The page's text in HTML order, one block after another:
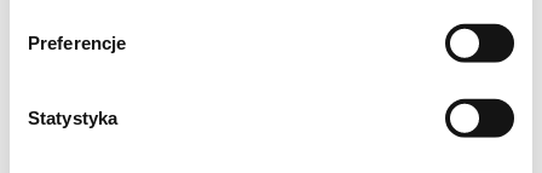
Preferencje
Statystyka